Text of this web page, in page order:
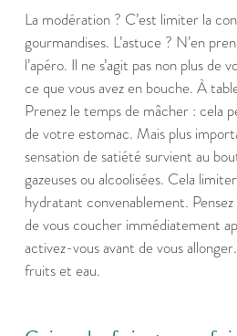
La modération ? C’est limiter la
gourmandises. L’astuce ? N’en
l’apéro. Il ne s’agit pas non plus
ce que vous avez en bouche. À
Prenez le temps de mâcher : cela
de votre estomac. Mais plus
sensation de satiété survient au
gazeuses ou alcoolisées. Cela
hydratant convenablement.
de vous coucher immédiatement
activez-vous avant de vous
fruits et eau.